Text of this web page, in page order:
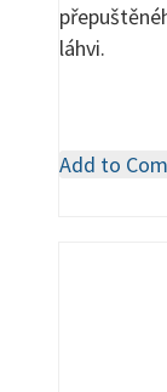
láhvi.
Add to